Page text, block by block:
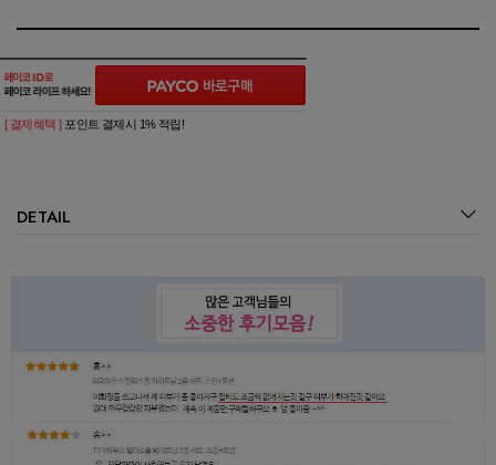
[ 결제혜택 ] 포인트 결제시 1% 적립!
DETAIL